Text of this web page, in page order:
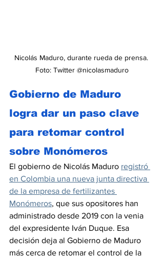
Nicolás Maduro, durante rueda de prensa.
Foto: Twitter @nicolasmaduro
Gobierno de Maduro
logra dar un paso clave
para retomar control
sobre Monómeros
El gobierno de Nicolás Maduro registró
en Colombia una nueva junta directiva
de la empresa de fertilizantes
Monómeros, que sus opositores han
administrado desde 2019 con la venia
del expresidente Iván Duque. Esa
decisión deja al Gobierno de Maduro
más cerca de retomar el control de la